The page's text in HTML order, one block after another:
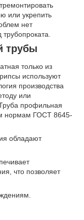
или укрепить
нет
трубы
только из
используют
производства
или
профильная
нормам ГОСТ 8645-
обладают
что позволяет